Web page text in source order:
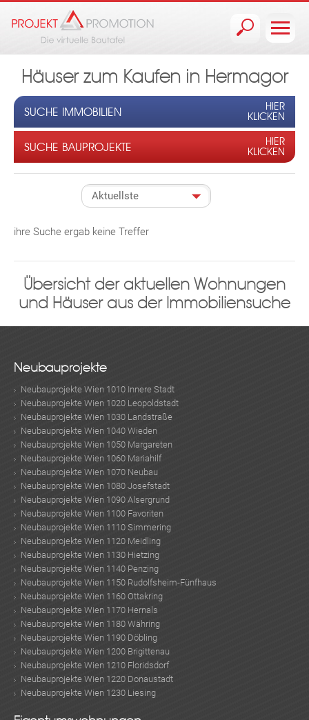
Häuser zum Kaufen in Hermagor
SUCHE IMMOBILIEN
HIER
KLICKEN
SUCHE BAUPROJEKTE
HIER
KLICKEN
ihre Suche ergab keine Treffer
Übersicht der aktuellen Wohnungen
und Häuser aus der Immobiliensuche
Neubauprojekte
Neubauprojekte Wien 1010 Innere Stadt
Neubauprojekte Wien 1020 Leopoldstadt
Neubauprojekte Wien 1030 Landstraße
Neubauprojekte Wien 1040 Wieden
Neubauprojekte Wien 1050 Margareten
Neubauprojekte Wien 1060 Mariahilf
Neubauprojekte Wien 1070 Neubau
Neubauprojekte Wien 1080 Josefstadt
Neubauprojekte Wien 1090 Alsergrund
Neubauprojekte Wien 1100 Favoriten
Neubauprojekte Wien 1110 Simmering
Neubauprojekte Wien 1120 Meidling
Neubauprojekte Wien 1130 Hietzing
Neubauprojekte Wien 1140 Penzing
Neubauprojekte Wien 1150 Rudolfsheim-Fünfhaus
Neubauprojekte Wien 1160 Ottakring
Neubauprojekte Wien 1170 Hernals
Neubauprojekte Wien 1180 Währing
Neubauprojekte Wien 1190 Döbling
Neubauprojekte Wien 1200 Brigittenau
Neubauprojekte Wien 1210 Floridsdorf
Neubauprojekte Wien 1220 Donaustadt
Neubauprojekte Wien 1230 Liesing